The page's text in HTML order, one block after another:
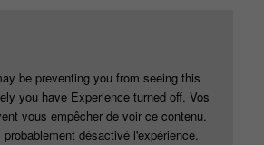
be preventing you from seeing this
you have Experience turned off. Vos
vous empêcher de voir ce contenu.
désactivé l'expérience.